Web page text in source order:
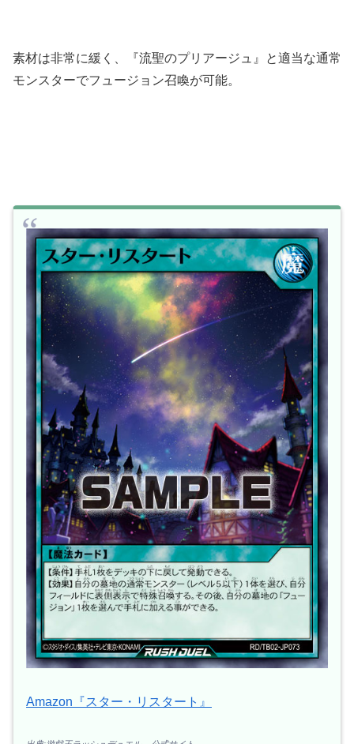
素材は非常に緩く、『流聖のプリアージュ』と適当な通常
モンスターでフュージョン召喚が可能。
Amazon『スター・リスタート』